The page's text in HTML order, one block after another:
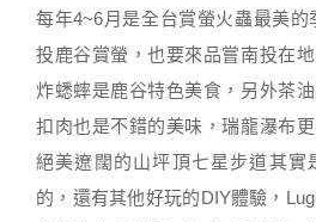
每年4~6月是全台賞螢火蟲最美的
投鹿谷賞螢，也要來品嘗南投在
炸蟋蟀是鹿谷特色美食，另外茶
扣肉也是不錯的美味，瑞龍瀑布
絕美遼闊的山坪頂七星步道其實
的，還有其他好玩的DIY體驗，